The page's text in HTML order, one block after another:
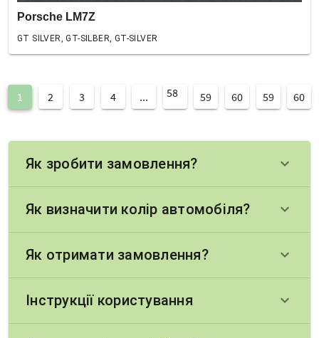
Porsche LM7Z
GT SILVER, GT-SILBER, GT-SILVER
1 2 3 4 ... 58 59 60 59 60
Як зробити замовлення? keyboard_arrow_down
Як визначити колір автомобіля? keyboard_arrow_down
Як отримати замовлення? keyboard_arrow_down
Інструкції користування keyboard_arrow_down